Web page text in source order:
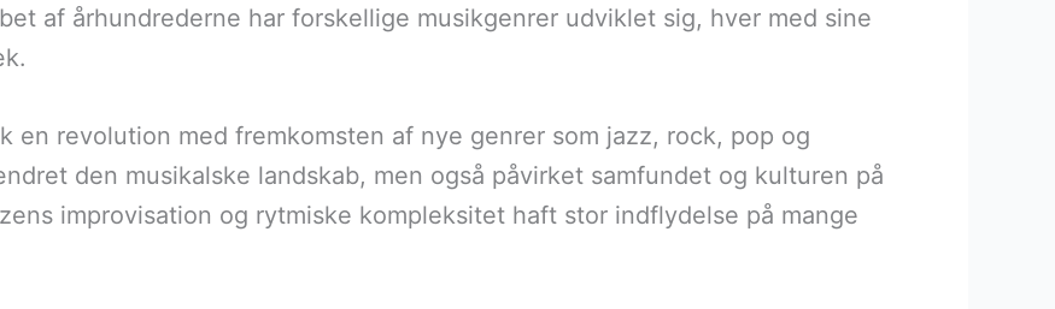
af århundrederne har forskellige musikgenrer udviklet sig, hver med sine
en revolution med fremkomsten af nye genrer som jazz, rock, pop og
den musikalske landskab, men også påvirket samfundet og kulturen på
improvisation og rytmiske kompleksitet haft stor indflydelse på mange